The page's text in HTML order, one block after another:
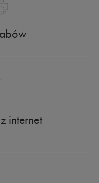
internet